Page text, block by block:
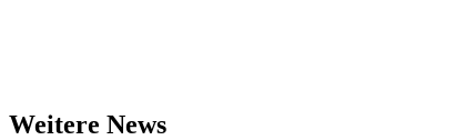
Weitere News